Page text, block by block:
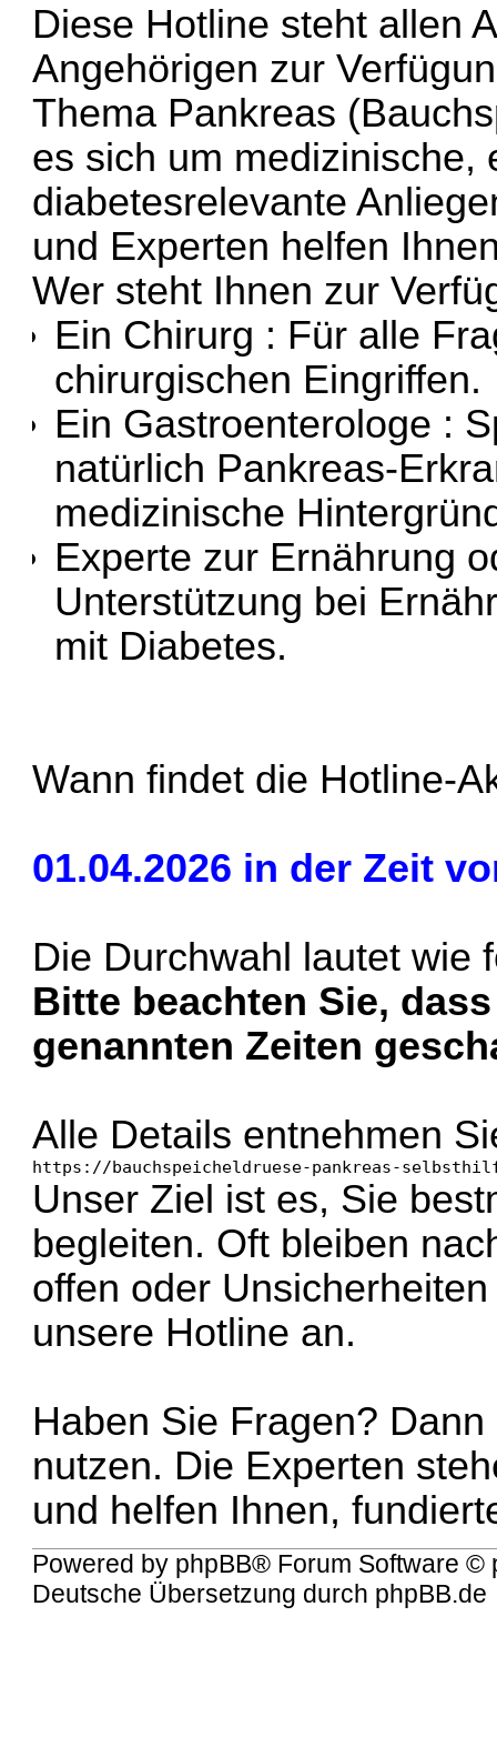
Diese Hotline steht allen
Angehörigen zur
Thema Pankreas
es sich um medizinische,
diabetesrelevante
und Experten helfen
Wer steht Ihnen zur
Ein Chirurg : Für alle
chirurgischen Eingriffen.
Ein Gastroenterologe :
natürlich Pankreas-
medizinische
Experte zur Ernährung
Unterstützung bei
mit Diabetes.
Wann findet die Hotline-
01.04.2026 in der Zeit
Die Durchwahl lautet wie
Bitte beachten Sie,
genannten Zeiten
Alle Details entnehmen
https://bauchspeicheldruese-pankreas-
Unser Ziel ist es, Sie
begleiten. Oft bleiben
offen oder
unsere Hotline an.
Haben Sie Fragen?
nutzen. Die Experten
und helfen Ihnen,
Powered by phpBB® Forum Software ©
Deutsche Übersetzung durch phpBB.de